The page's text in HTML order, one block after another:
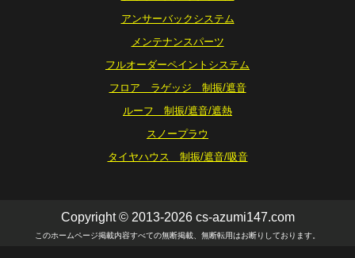
アンサーバックシステム
メンテナンスパーツ
フルオーダーペイントシステム
フロア ラゲッジ 制振/遮音
ルーフ 制振/遮音/遮熱
スノープラウ
タイヤハウス 制振/遮音/吸音
Copyright © 2013-2026 cs-azumi147.com
このホームページ掲載内容すべての無断掲載、無断転用はお断りしております。